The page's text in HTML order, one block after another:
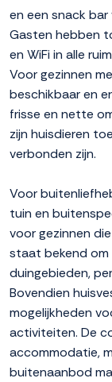
en een snack
Gasten hebben
en WiFi in alle
Voor gezinnen
beschikbaar en
frisse en nette
zijn huisdieren
verbonden zijn.
Voor
tuin en
voor gezinnen
staat bekend
duingebieden,
Bovendien
mogelijkheden
activiteiten. De
accommodatie,
buitenaanbod